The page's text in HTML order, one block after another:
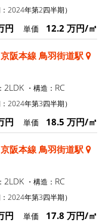
：2024年第2四半期）
円 単価 12.2 万円/㎡
京阪本線 鳥羽街道駅
2LDK ・構造： RC
：2024年第3四半期）
円 単価 18.5 万円/㎡
京阪本線 鳥羽街道駅
2LDK ・構造： RC
：2024年第3四半期）
円 単価 17.8 万円/㎡